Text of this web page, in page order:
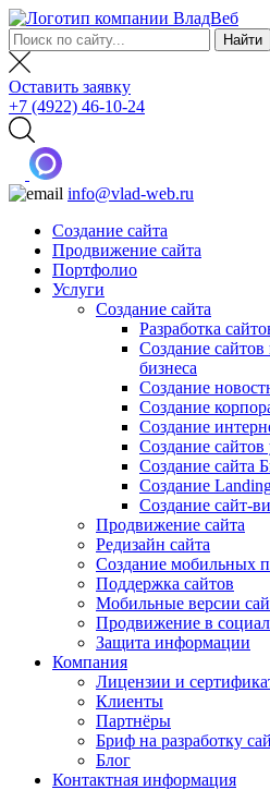
Оставить заявку
+7 (4922) 46-10-24
info@vlad-web.ru
Создание сайта
Продвижение сайта
Портфолио
Услуги
Создание сайта
Разработка
Создание
бизнеса
Создание
Создание
Создание
Создание сайтов
Создание сайта
Создание
Создание сайт-
Продвижение сайта
Редизайн сайта
Создание мобильных
Поддержка сайтов
Мобильные версии
Продвижение в
Защита информации
Компания
Лицензии и
Клиенты
Партнёры
Бриф на разработку
Блог
Контактная информация